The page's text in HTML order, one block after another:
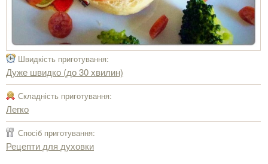
Швидкість приготування:
Дуже швидко (до 30 хвилин)
Складність приготування:
Легко
Спосіб приготування:
Рецепти для духовки